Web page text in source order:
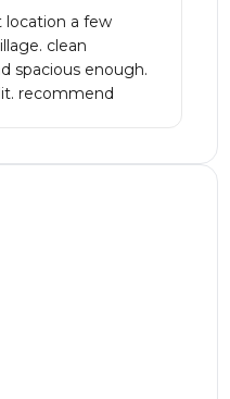
a really
very helpful
easy to reach
location a few
clean
spacious enough.
recommend